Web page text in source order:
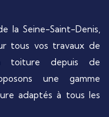
la Seine-Saint-Denis,
tous vos travaux de
toiture depuis de
une gamme
adaptés à tous les